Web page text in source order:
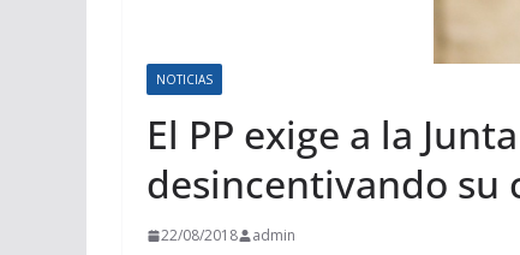
NOTICIAS
El PP exige a la
desincentivando su
22/08/2018 admin